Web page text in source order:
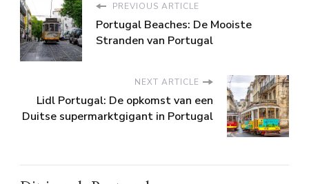
PREVIOUS ARTICLE
Portugal Beaches: De Mooiste
Stranden van Portugal
NEXT ARTICLE
Lidl Portugal: De opkomst van een
Duitse supermarktgigant in Portugal